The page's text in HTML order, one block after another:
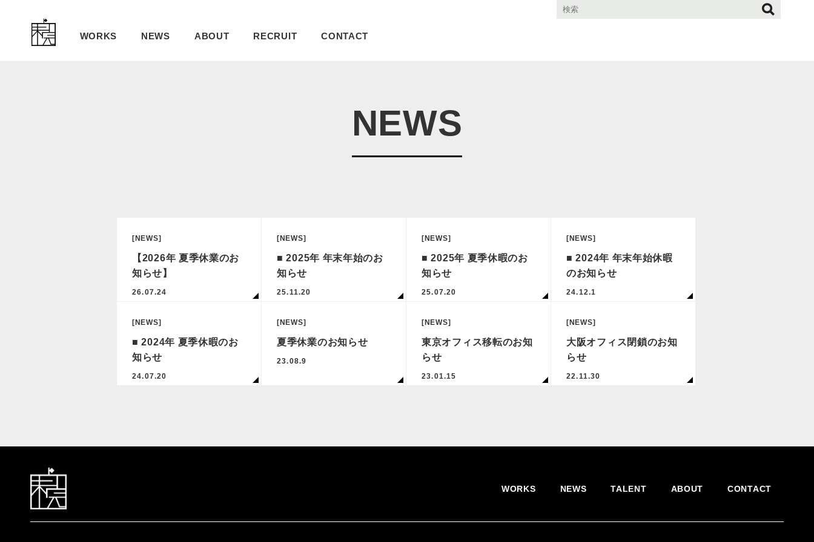
WORKS NEWS ABOUT RECRUIT CONTACT
NEWS
[NEWS]
【2026年 夏季休業のお
知らせ】
26.07.24
[NEWS]
■ 2025年 年末年始のお
知らせ
25.11.20
[NEWS]
■ 2025年 夏季休暇のお
知らせ
25.07.20
[NEWS]
■ 2024年 年末年始休暇
のお知らせ
24.12.1
[NEWS]
■ 2024年 夏季休暇のお
知らせ
24.07.20
[NEWS]
夏季休業のお知らせ
23.08.9
[NEWS]
東京オフィス移転のお知
らせ
23.01.15
[NEWS]
大阪オフィス閉鎖のお知
らせ
22.11.30
WORKS NEWS TALENT ABOUT CONTACT